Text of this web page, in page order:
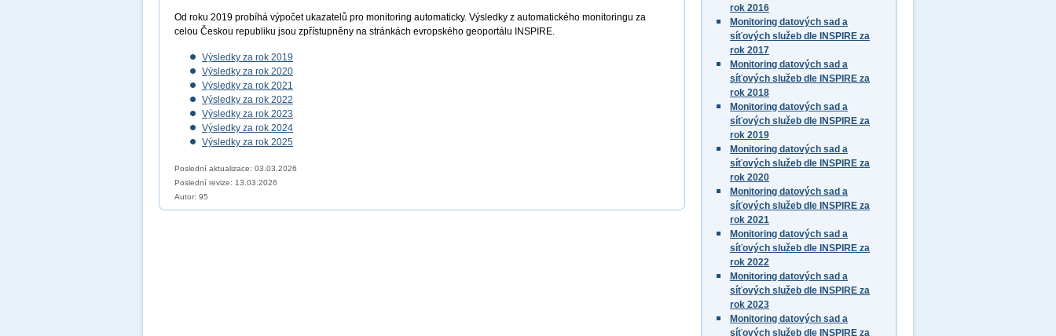
rok 2016
Monitoring datových sad a
síťových služeb dle INSPIRE za
rok 2017
Monitoring datových sad a
síťových služeb dle INSPIRE za
rok 2018
Monitoring datových sad a
síťových služeb dle INSPIRE za
rok 2019
Monitoring datových sad a
síťových služeb dle INSPIRE za
rok 2020
Monitoring datových sad a
síťových služeb dle INSPIRE za
rok 2021
Monitoring datových sad a
síťových služeb dle INSPIRE za
rok 2022
Monitoring datových sad a
síťových služeb dle INSPIRE za
rok 2023
Monitoring datových sad a
síťových služeb dle INSPIRE za
Od roku 2019 probíhá výpočet ukazatelů pro monitoring automaticky. Výsledky z automatického monitoringu za
celou Českou republiku jsou zpřístupněny na stránkách evropského geoportálu INSPIRE.
Výsledky za rok 2019
Výsledky za rok 2020
Výsledky za rok 2021
Výsledky za rok 2022
Výsledky za rok 2023
Výsledky za rok 2024
Výsledky za rok 2025
Poslední aktualizace: 03.03.2026
Poslední revize: 13.03.2026
Autor: 95